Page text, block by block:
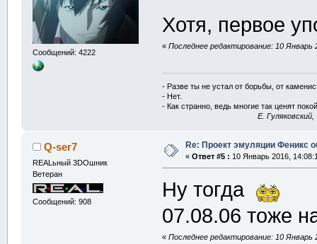
Сообщений: 4222
Хотя, первое
«Последнее редактирование: 10 Январь
- Разве ты не устал от борьбы, от
- Нет.
- Как странно, ведь многие так ценят
E.
Q-ser7
REALьный 3DOшник
Ветеран
Сообщений: 908
Re: Проект эмуляции Феникс
« Ответ #5 : 10 Январь 2016,
Ну тогда
07.08.06 тоже
«Последнее редактирование: 10 Январь